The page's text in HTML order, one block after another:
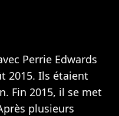
Perrie Edwards
2015. Ils étaient
Fin 2015, il se met
plusieurs